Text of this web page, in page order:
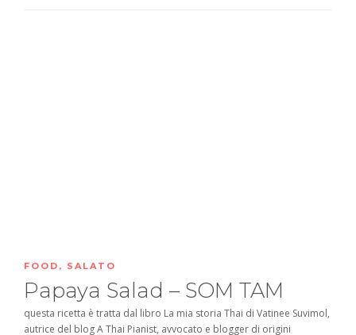
FOOD , SALATO
Papaya Salad – SOM TAM
questa ricetta è tratta dal libro La mia storia Thai di Vatinee Suvimol,
autrice del blog A Thai Pianist, avvocato e blogger di origini